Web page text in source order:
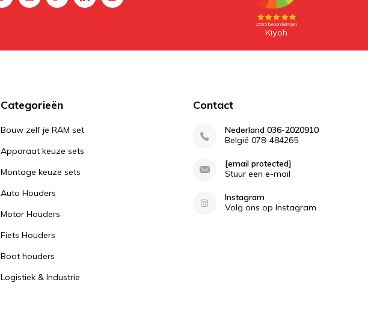
Categorieën
Bouw zelf je RAM set
Apparaat keuze sets
Montage keuze sets
Auto Houders
Motor Houders
Fiets Houders
Boot houders
Logistiek & Industrie
Contact
Nederland 036-2020910
België 078-484265
[email protected]
Stuur een e-mail
Instagram
Volg ons op Instagram